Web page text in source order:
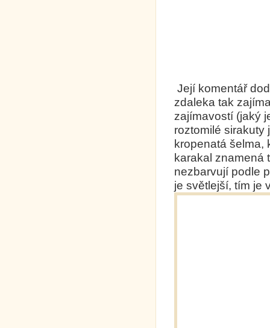
Její komentář
zdaleka tak
zajímavostí (jaký
roztomilé sirakuty
kropenatá šelma,
karakal znamená
nezbarvují podle
je světlejší, tím je